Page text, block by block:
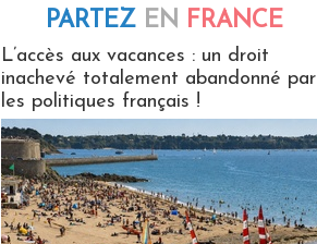
PARTEZ EN FRANCE
L’accès aux vacances : un droit
inachevé totalement abandonné par
les politiques français !